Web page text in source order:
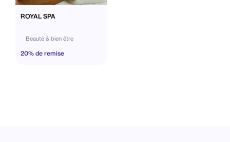
ROYAL SPA
Beauté & bien être
20% de remise